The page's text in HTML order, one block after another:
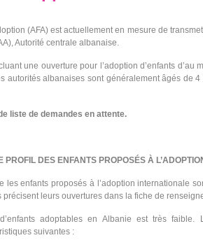
(AFA) est actuellement en mesure de
Autorité centrale albanaise.
une ouverture pour l’adoption d’enfants d’au
autorités albanaises sont généralement âgés de
liste de demandes en attente.
PROFIL DES ENFANTS PROPOSÉS À
les enfants proposés à l’adoption internationale
leurs ouvertures dans la fiche de
adoptables en Albanie est très faible.
suivantes :